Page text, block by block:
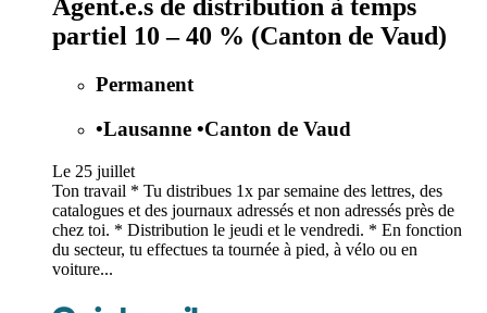
Agent.e.s de distribution à temps
partiel 10 – 40 % (Canton de Vaud)
Permanent
•Lausanne •Canton de Vaud
Le 25 juillet
Ton travail * Tu distribues 1x par semaine des lettres, des
catalogues et des journaux adressés et non adressés près de
chez toi. * Distribution le jeudi et le vendredi. * En fonction
du secteur, tu effectues ta tournée à pied, à vélo ou en
voiture...